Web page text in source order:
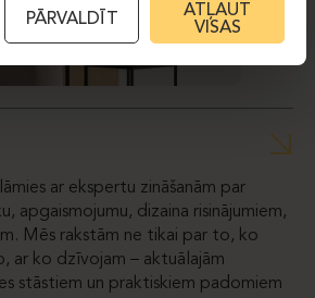
ar ekspertu zināšanām par
apgaismojumu, dizaina risinājumiem,
Mēs rakstām ne tikai par to, ko
ar ko dzīvojam – aktuālajām
stāstiem un praktiskiem padomiem
PĀRVALDĪT
ATĻAUT
VISAS